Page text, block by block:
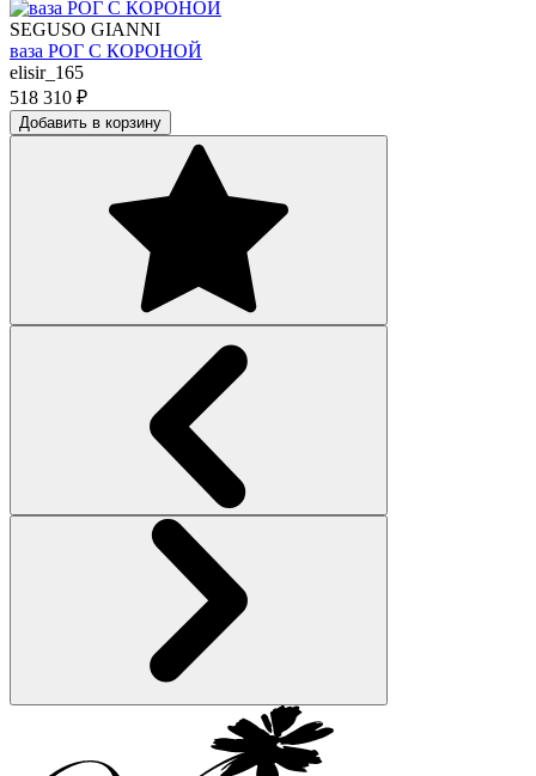
SEGUSO GIANNI
ваза РОГ С КОРОНОЙ
elisir_165
518 310 ₽
Добавить в корзину